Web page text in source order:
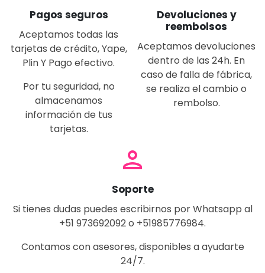
Pagos seguros
Aceptamos todas las
tarjetas de crédito, Yape,
Plin Y Pago efectivo.
Por tu seguridad, no
almacenamos
información de tus
tarjetas.
Devoluciones y
reembolsos
Aceptamos devoluciones
dentro de las 24h. En
caso de falla de fábrica,
se realiza el cambio o
rembolso.
person
Soporte
Si tienes dudas puedes escribirnos por Whatsapp al
+51 973692092 o +51985776984.
Contamos con asesores, disponibles a ayudarte
24/7.